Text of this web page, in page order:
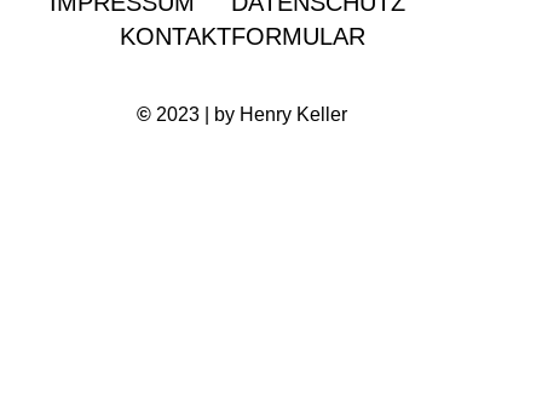
KONTAKTFORMULAR
© 2023 | by Henry Keller